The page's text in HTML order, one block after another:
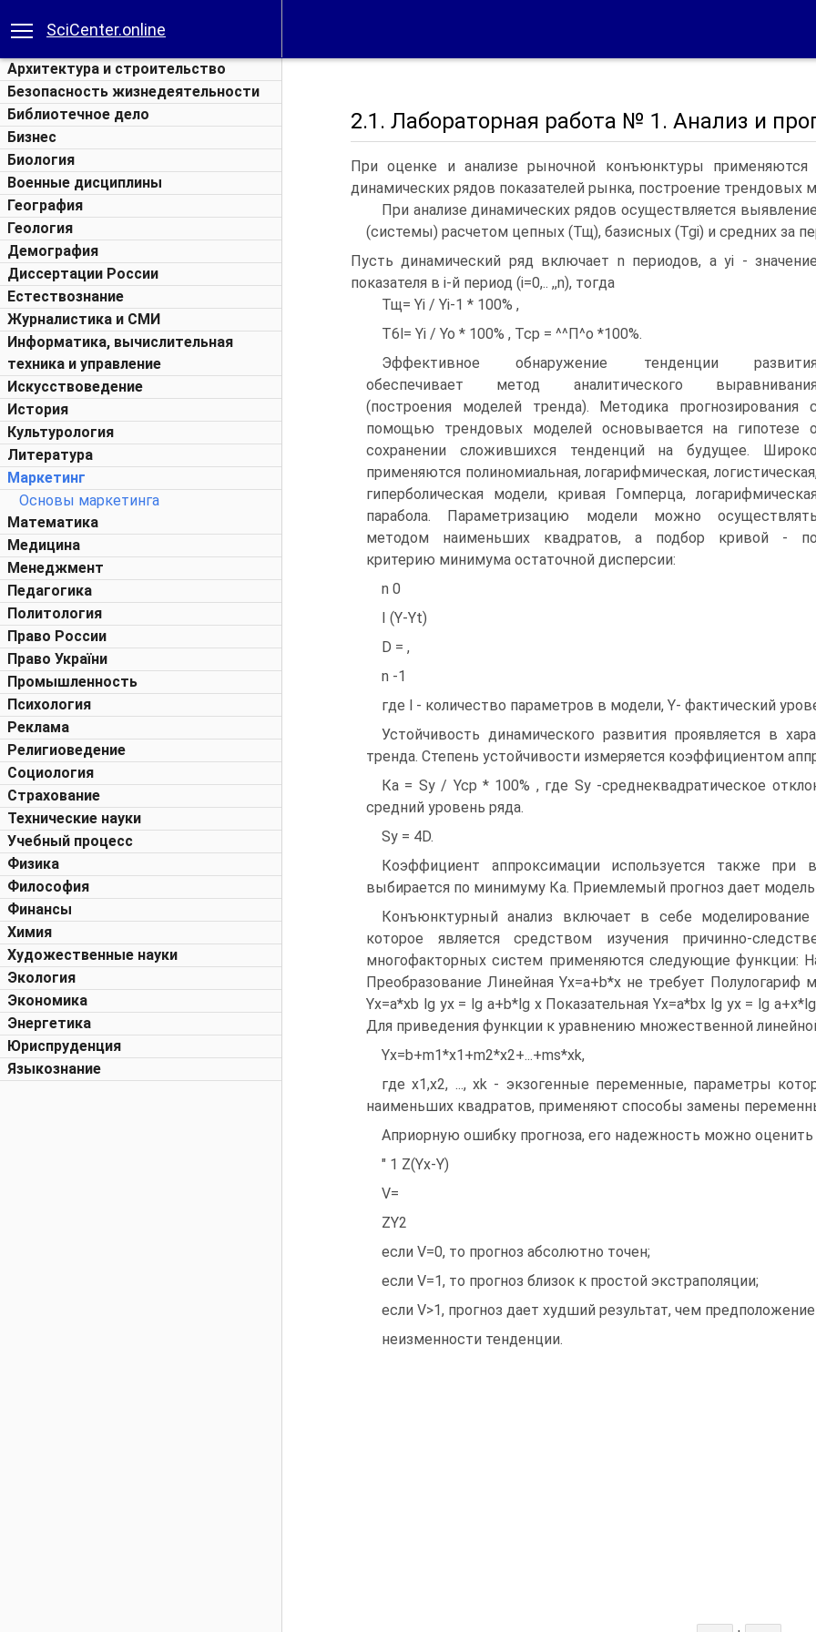
SciCenter.online
Архитектура и строительство
Безопасность жизнедеятельности
Библиотечное дело
Бизнес
Биология
Военные дисциплины
География
Геология
Демография
Диссертации России
Естествознание
Журналистика и СМИ
Информатика, вычислительная
техника и управление
Искусствоведение
История
Культурология
Литература
Маркетинг
Основы маркетинга
Математика
Медицина
Менеджмент
Педагогика
Политология
Право России
Право України
Промышленность
Психология
Реклама
Религиоведение
Социология
Страхование
Технические науки
Учебный процесс
Физика
Философия
Финансы
Химия
Художественные науки
Экология
Экономика
Энергетика
Юриспруденция
Языкознание
2.1. Лабораторная работа № 1. Анализ и
При оценке и анализе рыночной конъюнктуры применяются
динамических рядов показателей рынка, построение трендовых
При анализе динамических рядов осуществляется
(системы) расчетом цепных (Тщ), базисных (Tgi) и средних за
Пусть динамический ряд включает n периодов, а yi -
показателя в i-й период (i=0,.. ,,n), тогда
Тщ= Yi / Yi-1 * 100% ,
T6l= Yi / Yo * 100% , Tcp = ^^П^о *100%.
Эффективное обнаружение тенденции
обеспечивает метод аналитического
(построения моделей тренда). Методика прогнозирования
помощью трендовых моделей основывается на гипотезе
сохранении сложившихся тенденций на будущее.
применяются полиномиальная, логарифмическая,
гиперболическая модели, кривая Гомперца,
парабола. Параметризацию модели можно
методом наименьших квадратов, а подбор кривой -
критерию минимума остаточной дисперсии:
n 0
I (Y-Yt)
D = ,
n -1
где l - количество параметров в модели, Y- фактический
Устойчивость динамического развития проявляется в
тренда. Степень устойчивости измеряется коэффициентом
Ка = Sy / Ycp * 100% , где Sy -среднеквадратическое
средний уровень ряда.
Sy = 4D.
Коэффициент аппроксимации используется также
выбирается по минимуму Ка. Приемлемый прогноз дает модель
Конъюнктурный анализ включает в себе
которое является средством изучения причинно-
многофакторных систем применяются следующие функции:
Преобразование Линейная Yx=a+b*x не требует Полулогариф
Yx=a*xb lg yx = lg a+b*lg x Показательная Yx=a*bx lg yx = lg
Для приведения функции к уравнению множественной
Yx=b+m1*x1+m2*x2+...+ms*xk,
где x1,x2, ..., xk - экзогенные переменные, параметры
наименьших квадратов, применяют способы замены
Априорную ошибку прогноза, его надежность можно
" 1 Z(Yx-Y)
V=
ZY2
если V=0, то прогноз абсолютно точен;
если V=1, то прогноз близок к простой экстраполяции;
если V>1, прогноз дает худший результат, чем
неизменности тенденции.